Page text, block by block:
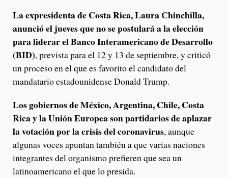
La expresidenta de Costa Rica, Laura Chinchilla,
anunció el jueves que no se postulará a la elección
para liderar el Banco Interamericano de Desarrollo
(BID), prevista para el 12 y 13 de septiembre, y criticó
un proceso en el que es favorito el candidato del
mandatario estadounidense Donald Trump.
Los gobiernos de México, Argentina, Chile, Costa
Rica y la Unión Europea son partidarios de aplazar
la votación por la crisis del coronavirus, aunque
algunas voces apuntan también a que varias naciones
integrantes del organismo prefieren que sea un
latinoamericano el que lo presida.